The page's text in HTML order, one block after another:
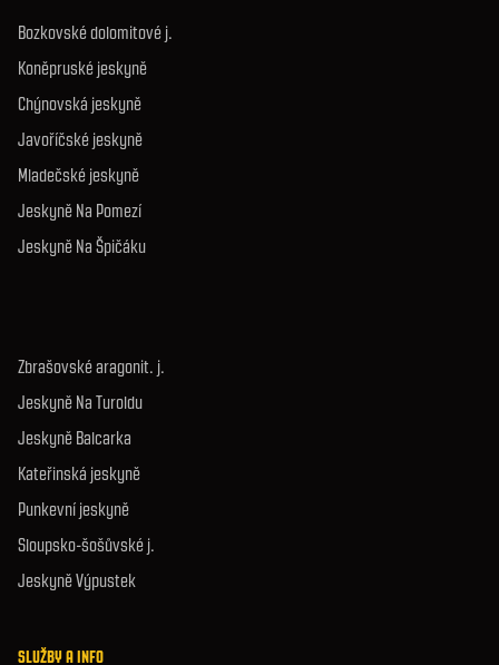
Bozkovské dolomitové j.
Koněpruské jeskyně
Chýnovská jeskyně
Javoříčské jeskyně
Mladečské jeskyně
Jeskyně Na Pomezí
Jeskyně Na Špičáku
Zbrašovské aragonit. j.
Jeskyně Na Turoldu
Jeskyně Balcarka
Kateřinská jeskyně
Punkevní jeskyně
Sloupsko-šošůvské j.
Jeskyně Výpustek
SLUŽBY A INFO